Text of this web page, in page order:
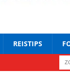
REISTIPS